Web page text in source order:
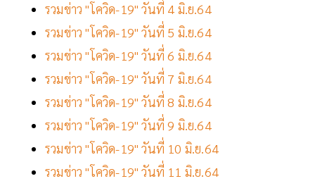
รวมข่าว "โควิด-19" วันที่ 4 มิ.ย.64
รวมข่าว "โควิด-19" วันที่ 5 มิ.ย.64
รวมข่าว "โควิด-19" วันที่ 6 มิ.ย.64
รวมข่าว "โควิด-19" วันที่ 7 มิ.ย.64
รวมข่าว "โควิด-19" วันที่ 8 มิ.ย.64
รวมข่าว "โควิด-19" วันที่ 9 มิ.ย.64
รวมข่าว "โควิด-19" วันที่ 10 มิ.ย.64
รวมข่าว "โควิด-19" วันที่ 11 มิ.ย.64